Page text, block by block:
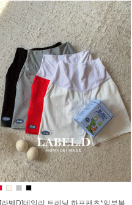
[라벨D]데일리 트레닝 하프팬츠*임부복